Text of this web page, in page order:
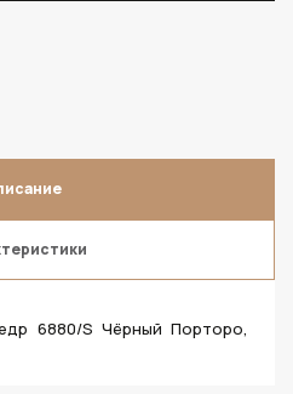
6880/S Чёрный Порторо,